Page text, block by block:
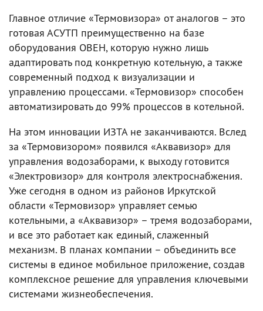
Главное отличие «Термовизора» от аналогов – это
готовая АСУТП преимущественно на базе
оборудования ОВЕН, которую нужно лишь
адаптировать под конкретную котельную, а также
современный подход к визуализации и
управлению процессами. «Термовизор» способен
автоматизировать до 99% процессов в котельной.
На этом инновации ИЗТА не заканчиваются. Вслед
за «Термовизором» появился «Аквавизор» для
управления водозаборами, к выходу готовится
«Электровизор» для контроля электроснабжения.
Уже сегодня в одном из районов Иркутской
области «Термовизор» управляет семью
котельными, а «Аквавизор» – тремя водозаборами,
и все это работает как единый, слаженный
механизм. В планах компании – объединить все
системы в единое мобильное приложение, создав
комплексное решение для управления ключевыми
системами жизнеобеспечения.